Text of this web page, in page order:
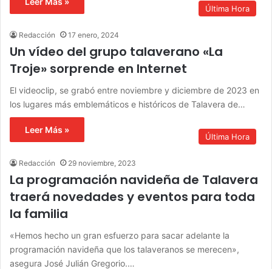
Última Hora
Redacción 17 enero, 2024
Un vídeo del grupo talaverano «La
Troje» sorprende en Internet
El videoclip, se grabó entre noviembre y diciembre de 2023 en
los lugares más emblemáticos e históricos de Talavera de…
Leer Más »
Última Hora
Redacción 29 noviembre, 2023
La programación navideña de Talavera
traerá novedades y eventos para toda
la familia
«Hemos hecho un gran esfuerzo para sacar adelante la
programación navideña que los talaveranos se merecen»,
asegura José Julián Gregorio.…